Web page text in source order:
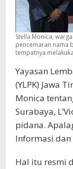
Stella Monica,
pencemaran nama
tempatnya
Yayasan
(YLPK) Jawa
Monica
Surabaya,
pidana.
Informasi dan
Hal itu resmi